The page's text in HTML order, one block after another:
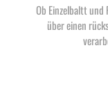
Ob Einzelbaltt und
über einen